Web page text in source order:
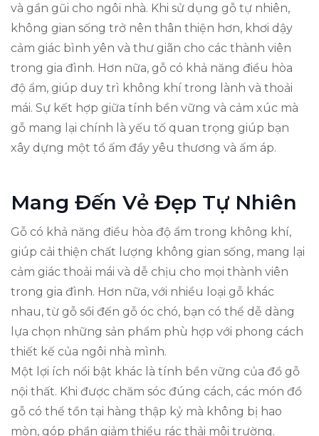
và gần gũi cho ngôi nhà. Khi sử dụng gỗ tự nhiên,
không gian sống trở nên thân thiện hơn, khơi dậy
cảm giác bình yên và thư giãn cho các thành viên
trong gia đình. Hơn nữa, gỗ có khả năng điều hòa
độ ẩm, giúp duy trì không khí trong lành và thoải
mái. Sự kết hợp giữa tính bền vững và cảm xúc mà
gỗ mang lại chính là yếu tố quan trọng giúp bạn
xây dựng một tổ ấm đầy yêu thương và ấm áp.
Mang Đến Vẻ Đẹp Tự Nhiên
Gỗ có khả năng điều hòa độ ẩm trong không khí,
giúp cải thiện chất lượng không gian sống, mang lại
cảm giác thoải mái và dễ chịu cho mọi thành viên
trong gia đình. Hơn nữa, với nhiều loại gỗ khác
nhau, từ gỗ sồi đến gỗ óc chó, bạn có thể dễ dàng
lựa chọn những sản phẩm phù hợp với phong cách
thiết kế của ngôi nhà mình.
Một lợi ích nổi bật khác là tính bền vững của đồ gỗ
nội thất. Khi được chăm sóc đúng cách, các món đồ
gỗ có thể tồn tại hàng thập kỷ mà không bị hao
mòn, góp phần giảm thiểu rác thải môi trường.